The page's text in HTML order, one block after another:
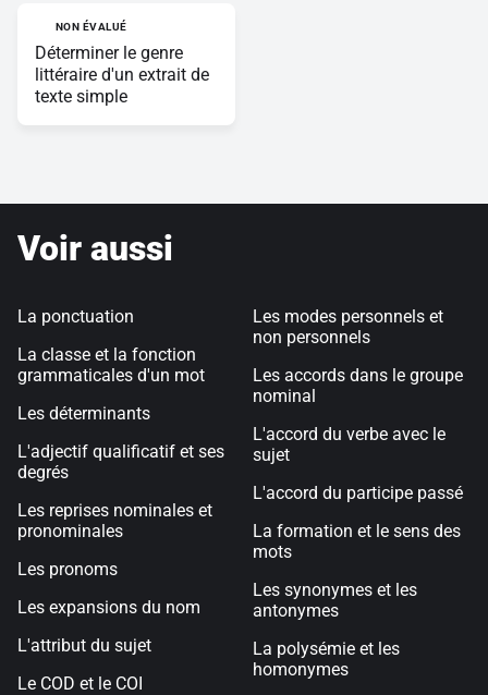
NON ÉVALUÉ
Déterminer le genre
littéraire d'un extrait de
texte simple
Voir aussi
La ponctuation
La classe et la fonction
grammaticales d'un mot
Les déterminants
L'adjectif qualificatif et ses
degrés
Les reprises nominales et
pronominales
Les pronoms
Les expansions du nom
L'attribut du sujet
Le COD et le COI
Les modes personnels et
non personnels
Les accords dans le groupe
nominal
L'accord du verbe avec le
sujet
L'accord du participe passé
La formation et le sens des
mots
Les synonymes et les
antonymes
La polysémie et les
homonymes